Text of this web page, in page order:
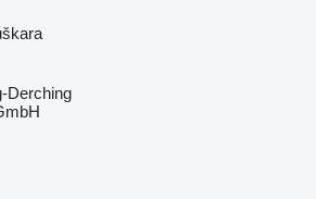
Derching